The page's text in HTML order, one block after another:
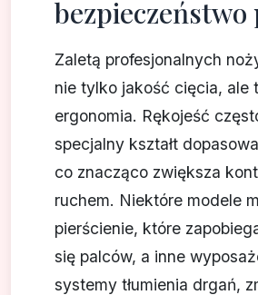
Zaletą profesjonalnych
nie tylko jakość cięcia, ale
ergonomia. Rękojeść
specjalny kształt
co znacząco zwiększa
ruchem. Niektóre modele
pierścienie, które
się palców, a inne
systemy tłumienia drgań,